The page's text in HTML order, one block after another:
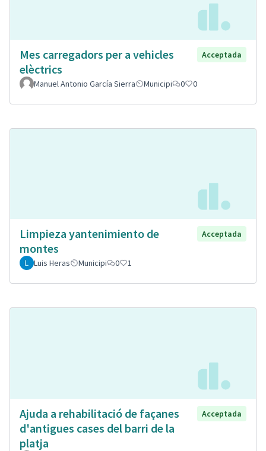
Mes carregadors per a vehicles
elèctrics
Acceptada
Manuel Antonio García Sierra Municipi 0 0
Limpieza yantenimiento de
montes
Acceptada
Luis Heras Municipi 0 1
Ajuda a rehabilitació de façanes
d'antigues cases del barri de la
platja
Acceptada